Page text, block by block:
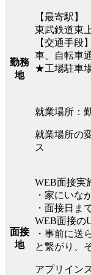
勤務
地
【最寄駅】
東武鉄道東
【交通手段】
車、自転車
★工場駐車
就業場所：
就業場所の
ス
面接
地
WEB面接実
・家にいな
・面接日ま
WEB面接の
・事前に送
と繋がり、
アプリイン